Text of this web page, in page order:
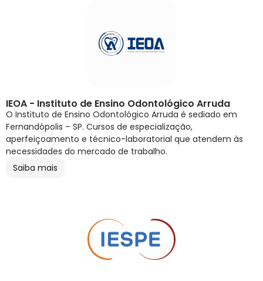
IEOA - Instituto de Ensino Odontológico Arruda
O Instituto de Ensino Odontológico Arruda é sediado em
Fernandópolis – SP. Cursos de especialização,
aperfeiçoamento e técnico-laboratorial que atendem às
necessidades do mercado de trabalho.
Saiba mais